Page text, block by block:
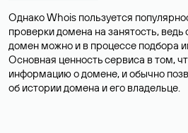
Однако Whois пользуется
проверки домена на занятость,
домен можно и в процессе подбора
Основная ценность сервиса в том,
информацию о домене, и обычно
об истории домена и его владельце.